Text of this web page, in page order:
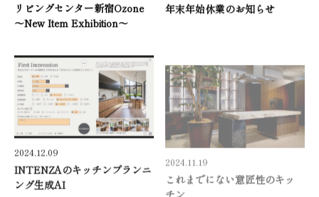
リビングセンター新宿Ozone
～New Item Exhibition～
年末年始休業のお知らせ
2024.12.09
INTENZAのキッチンプランニ
ング生成AI
2024.11.19
これまでにない意匠性のキッ
チン